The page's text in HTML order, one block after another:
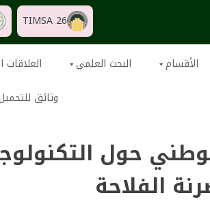
TIMSA 26
الأقسام البحث العلمي العلاقات
وثائق
حول
الفلاحة